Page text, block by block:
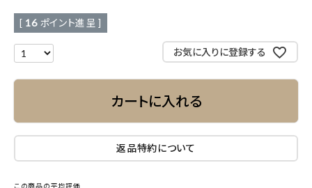
[ 16 ポイント進呈 ]
お気に入りに登録する
カートに入れる
返品特約について